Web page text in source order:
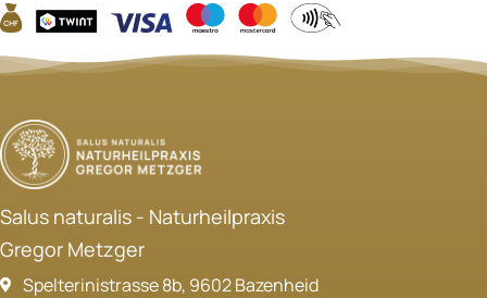
Salus naturalis - Naturheilpraxis
Gregor Metzger
Spelterinistrasse 8b, 9602 Bazenheid